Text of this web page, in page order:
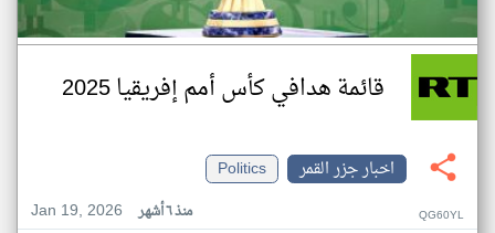
قائمة هدافي كأس أمم إفريقيا 2025
اخبار جزر القمر
Politics
Jan 19, 2026
منذ ٦ أشهر QG60YL